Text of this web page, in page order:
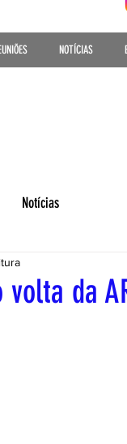
NOTÍCIAS
Notícias
volta da